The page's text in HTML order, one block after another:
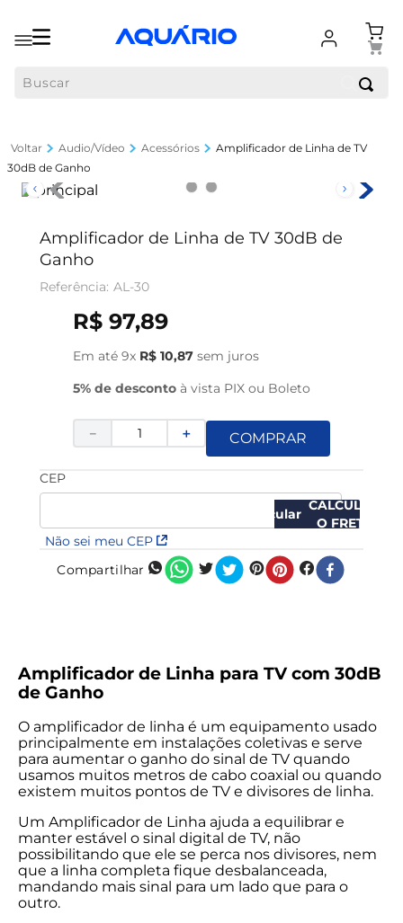
Audio/Vídeo Acessórios
Amplificador de Linha de TV
30dB de Ganho
Amplificador de Linha de TV 30dB de
Ganho
AL-30
R$ 97,89
Em até 9x R$ 10,87 sem juros
5% de desconto à vista PIX ou Boleto
＋
－ COMPRAR
CEP
Não sei meu CEP
CALCULAR
O FRETE
Compartilhar
Amplificador de Linha para TV com 30dB
de Ganho
O amplificador de linha é um equipamento usado
principalmente em instalações coletivas e serve
para aumentar o ganho do sinal de TV quando
usamos muitos metros de cabo coaxial ou quando
existem muitos pontos de TV e divisores de linha.
Um Amplificador de Linha ajuda a equilibrar e
manter estável o sinal digital de TV, não
possibilitando que ele se perca nos divisores, nem
que a linha completa fique desbalanceada,
mandando mais sinal para um lado que para o
outro.